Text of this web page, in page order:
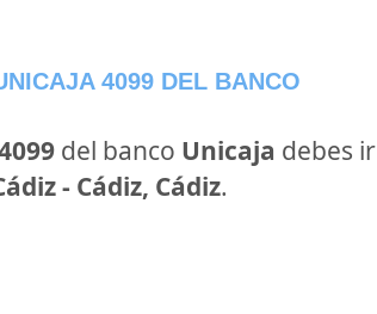
4099 DEL BANCO
del banco Unicaja debes ir
- Cádiz, Cádiz.